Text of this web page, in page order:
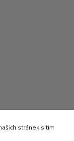
stránek s tím